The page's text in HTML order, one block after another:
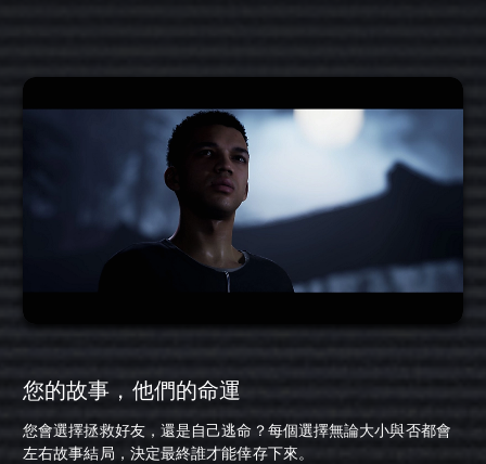
您的故事，他們的命運
您會選擇拯救好友，還是自己逃命？每個選擇無論大小與否都會
左右故事結局，決定最終誰才能倖存下來。